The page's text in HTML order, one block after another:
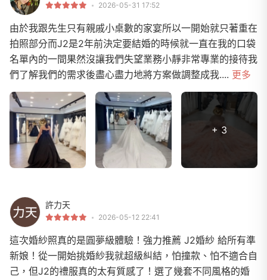
2026-05-31 17:52
由於我跟先生只有親戚小桌數的家宴所以一開始就只著重在
拍照部分而J2是2年前決定要結婚的時候就一直在我的口袋
名單內的一間果然沒讓我們失望業務小靜非常專業的接待我
們了解我們的需求後盡心盡力地將方案做調整成我.... 更多
+ 3
許力天
2026-05-12 22:41
這次婚紗照真的是圓夢級體驗！強力推薦 J2婚紗 給所有準
新娘！從一開始挑婚紗我就超級糾結，怕撞款、怕不適合自
己，但J2的禮服真的太有質感了！選了幾套不同風格的婚